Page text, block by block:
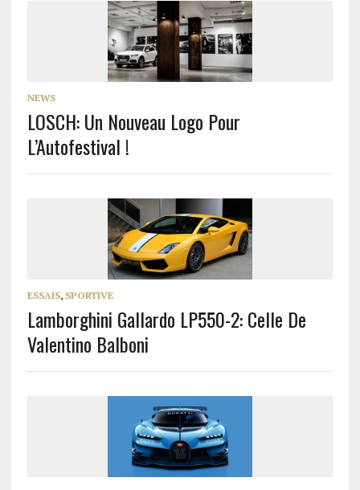
NEWS
LOSCH: Un Nouveau Logo Pour
L’Autofestival !
ESSAIS, SPORTIVE
Lamborghini Gallardo LP550-2: Celle De
Valentino Balboni